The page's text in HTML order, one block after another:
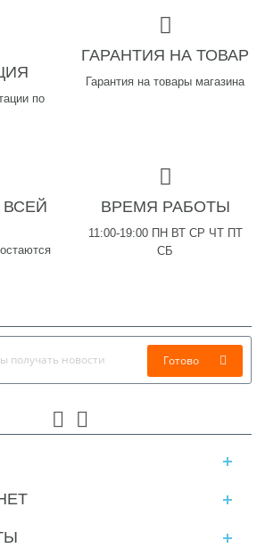
по
ГАРАНТИЯ НА ТОВАР
Гарантия на товары магазина
ВРЕМЯ РАБОТЫ
11:00-19:00 ПН ВТ СР ЧТ ПТ
СБ
Готово